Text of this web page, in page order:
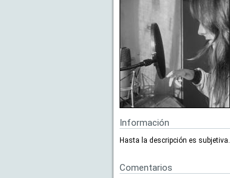
Información
Hasta la descripción es subjetiva.
Comentarios